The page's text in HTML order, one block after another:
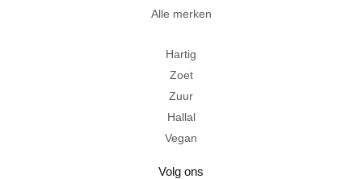
Alle merken
Hartig
Zoet
Zuur
Hallal
Vegan
Volg ons